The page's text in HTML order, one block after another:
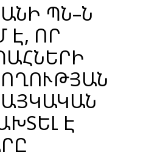
ՊՆ–Ն
Է, ՈՐ
Է